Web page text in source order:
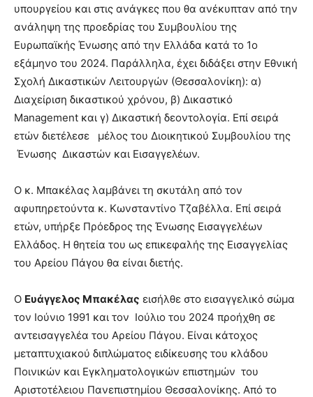
υπουργείου και στις ανάγκες που θα ανέκυπταν από την
ανάληψη της προεδρίας του Συμβουλίου της
Ευρωπαϊκής Ένωσης από την Ελλάδα κατά το 1ο
εξάμηνο του 2024. Παράλληλα, έχει διδάξει στην Εθνική
Σχολή Δικαστικών Λειτουργών (Θεσσαλονίκη): α)
Διαχείριση δικαστικού χρόνου, β) Δικαστικό
Management και γ) Δικαστική δεοντολογία. Επί σειρά
ετών διετέλεσε μέλος του Διοικητικού Συμβουλίου της
Ένωσης Δικαστών και Εισαγγελέων.
Ο κ. Μπακέλας λαμβάνει τη σκυτάλη από τον
αφυπηρετούντα κ. Κωνσταντίνο Τζαβέλλα. Επί σειρά
ετών, υπήρξε Πρόεδρος της Ένωσης Εισαγγελέων
Ελλάδος. Η θητεία του ως επικεφαλής της Εισαγγελίας
του Αρείου Πάγου θα είναι διετής.
Ο Ευάγγελος Μπακέλας εισήλθε στο εισαγγελικό σώμα
τον Ιούνιο 1991 και τον Ιούλιο του 2024 προήχθη σε
αντεισαγγελέα του Αρείου Πάγου. Είναι κάτοχος
μεταπτυχιακού διπλώματος ειδίκευσης του κλάδου
Ποινικών και Εγκληματολογικών επιστημών του
Αριστοτέλειου Πανεπιστημίου Θεσσαλονίκης. Από το